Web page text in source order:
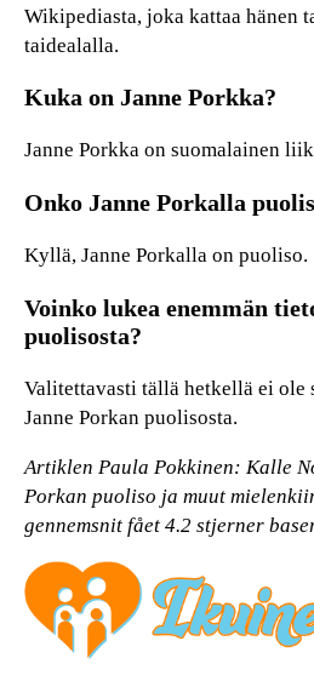
Wikipediasta, joka kattaa hänen
taidealalla.
Kuka on Janne Porkka?
Janne Porkka on suomalainen
Onko Janne Porkalla
Kyllä, Janne Porkalla on puoliso.
Voinko lukea enemmän
puolisosta?
Valitettavasti tällä hetkellä ei ole
Janne Porkan puolisosta.
Artiklen Paula Pokkinen: Kalle
Porkan puoliso ja muut
gennemsnit fået 4.2 stjerner